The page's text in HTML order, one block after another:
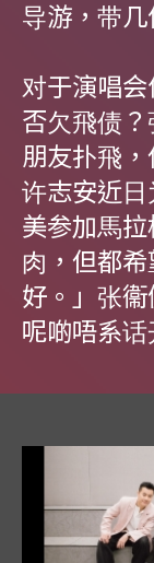
导游，带几
对于演唱
否⽋⾶债
朋友扑⾶
许志安近
美参加⾺
⾁，但都
好。」张
呢啲唔系